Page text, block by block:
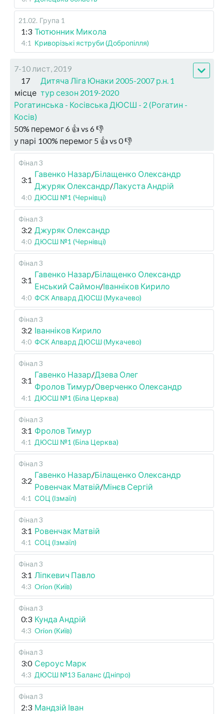
21.02. Група 1
1:3 Тютюнник Микола
4:1 Криворізькі яструби (Добропілля)
7-10 лист, 2019
17
місце
Дитяча Ліга Юнаки 2005-2007 р.н. 1
тур сезон 2019-2020
Рогатинська - Косівська ДЮСШ - 2 (Рогатин -
Косів)
50% перемог6 👍 vs 6👎
у парі 100% перемог 5 👍 vs 0👎
Фінал 3
3:1
Гавенко Назар/Білащенко Олександр
Джуряк Олександр/Лакуста Андрій
4:0 ДЮСШ №1 (Чернівці)
Фінал 3
3:2 Джуряк Олександр
4:0 ДЮСШ №1 (Чернівці)
Фінал 3
3:1
Гавенко Назар/Білащенко Олександр
Енський Саймон/Іванніков Кирило
4:0 ФСК Апвард ДЮСШ (Мукачево)
Фінал 3
3:2 Іванніков Кирило
4:0 ФСК Апвард ДЮСШ (Мукачево)
Фінал 3
3:1
Гавенко Назар/Дзева Олег
Фролов Тимур/Оверченко Олександр
4:1 ДЮСШ №1 (Біла Церква)
Фінал 3
3:1 Фролов Тимур
4:1 ДЮСШ №1 (Біла Церква)
Фінал 3
3:2
Гавенко Назар/Білащенко Олександр
Ровенчак Матвій/Мінєв Сергій
4:1 СОЦ (Ізмаїл)
Фінал 3
3:1 Ровенчак Матвій
4:1 СОЦ (Ізмаїл)
Фінал 3
3:1 Ліпкевич Павло
4:3 Orion (Київ)
Фінал 3
0:3 Кунда Андрій
4:3 Orion (Київ)
Фінал 3
3:0 Сероус Марк
4:3 ДЮСШ №13 Баланс (Дніпро)
Фінал 3
2:3 Мандзій Іван